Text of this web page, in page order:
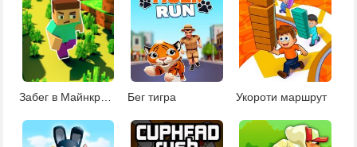
Забег в Майнкрафте Бег тигра Укороти маршрут